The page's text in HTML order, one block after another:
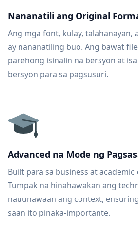
Nananatili ang Original
Ang mga font, kulay, talahanayan,
ay nananatiling buo. Ang bawat
parehong isinalin na bersyon at
bersyon para sa pagsusuri.
Advanced na Mode ng
Built para sa business at academic
Tumpak na hinahawakan ang
nauunawaan ang context,
saan ito pinaka-importante.